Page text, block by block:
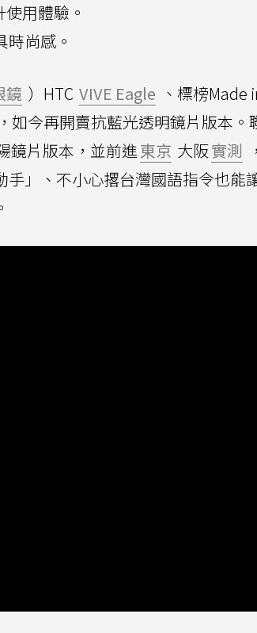
用體驗。
尚感。
鏡 ）HTC VIVE Eagle 、標榜Made
如今再開賣抗藍光透明鏡片版本。
鏡片版本，並前進東京 大阪實測
」、不小心撂台灣國語指令也能